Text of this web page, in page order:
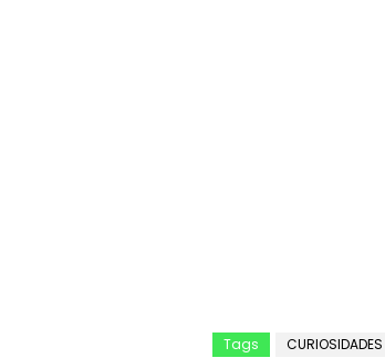
Tags CURIOSIDADES